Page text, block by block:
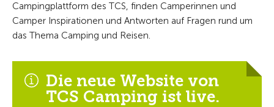
Campingplattform des TCS, finden Camperinnen und
Camper Inspirationen und Antworten auf Fragen rund um
das Thema Camping und Reisen.
Die neue Website von
TCS Camping ist live.